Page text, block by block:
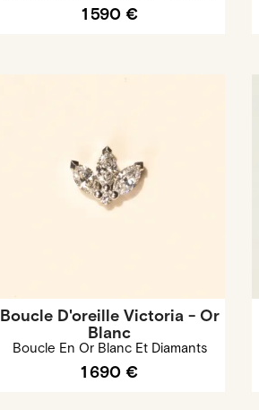
1 590 €
Boucle D'oreille Victoria - Or
Blanc
Boucle En Or Blanc Et Diamants
1 690 €